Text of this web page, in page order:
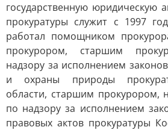
государственную юридическую
прокуратуры служит с 1997
работал помощником
прокурором, старшим
надзору за исполнением
и охраны природы
области, старшим прокурором,
по надзору за исполнением
правовых актов прокуратуры